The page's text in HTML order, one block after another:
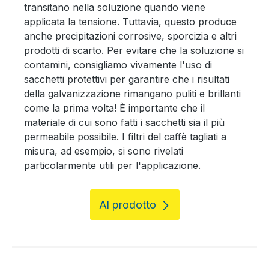
transitano nella soluzione quando viene
applicata la tensione. Tuttavia, questo produce
anche precipitazioni corrosive, sporcizia e altri
prodotti di scarto. Per evitare che la soluzione si
contamini, consigliamo vivamente l'uso di
sacchetti protettivi per garantire che i risultati
della galvanizzazione rimangano puliti e brillanti
come la prima volta! È importante che il
materiale di cui sono fatti i sacchetti sia il più
permeabile possibile. I filtri del caffè tagliati a
misura, ad esempio, si sono rivelati
particolarmente utili per l'applicazione.
Al prodotto